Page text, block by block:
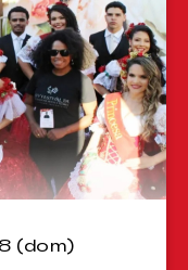
(dom)